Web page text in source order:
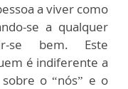
a viver como
se a qualquer
se bem. Este
é indiferente a
o “nós” e o